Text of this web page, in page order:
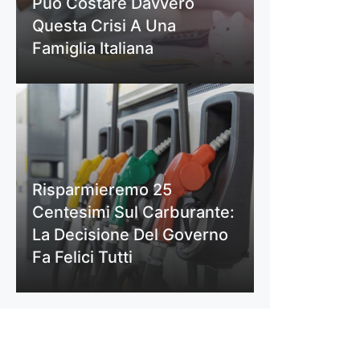
Questa Crisi A Una
Famiglia Italiana
Risparmieremo 25
Centesimi Sul Carburante:
La Decisione Del Governo
Fa Felici Tutti